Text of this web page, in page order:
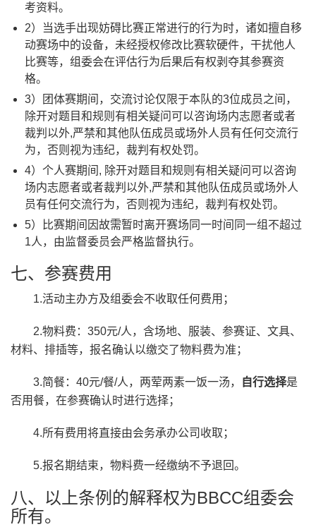
考资料。
2）当选手出现妨碍比赛正常进行的行为时，诸如擅自移
动赛场中的设备，未经授权修改比赛软硬件，干扰他人
比赛等，组委会在评估行为后果后有权剥夺其参赛资
格。
3）团体赛期间，交流讨论仅限于本队的3位成员之间，
除开对题目和规则有相关疑问可以咨询场内志愿者或者
裁判以外,严禁和其他队伍成员或场外人员有任何交流行
为，否则视为违纪，裁判有权处罚。
4）个人赛期间, 除开对题目和规则有相关疑问可以咨询
场内志愿者或者裁判以外,严禁和其他队伍成员或场外人
员有任何交流行为，否则视为违纪，裁判有权处罚。
5）比赛期间因故需暂时离开赛场同一时间同一组不超过
1人，由监督委员会严格监督执行。
七、参赛费用
1.活动主办方及组委会不收取任何费用；
2.物料费：350元/人，含场地、服装、参赛证、文具、
材料、排插等，报名确认以缴交了物料费为准；
3.简餐：40元/餐/人，两荤两素一饭一汤， 自行选择是
否用餐，在参赛确认时进行选择；
4.所有费用将直接由会务承办公司收取；
5.报名期结束，物料费一经缴纳不予退回。
八、以上条例的解释权为BBCC组委会
所有。